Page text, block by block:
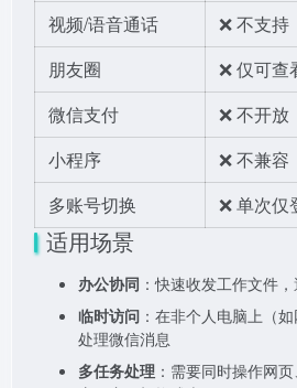
视频/语音通话
❌ 不支持
朋友圈
❌ 仅可
微信支付
❌ 不开放
小程序
❌ 不兼容
多账号切换
❌ 单次
适用场景
办公协同 ：快速收发工作文件
临时访问 ：在非个人电脑上（
处理微信消息
多任务处理 ：需要同时操作网